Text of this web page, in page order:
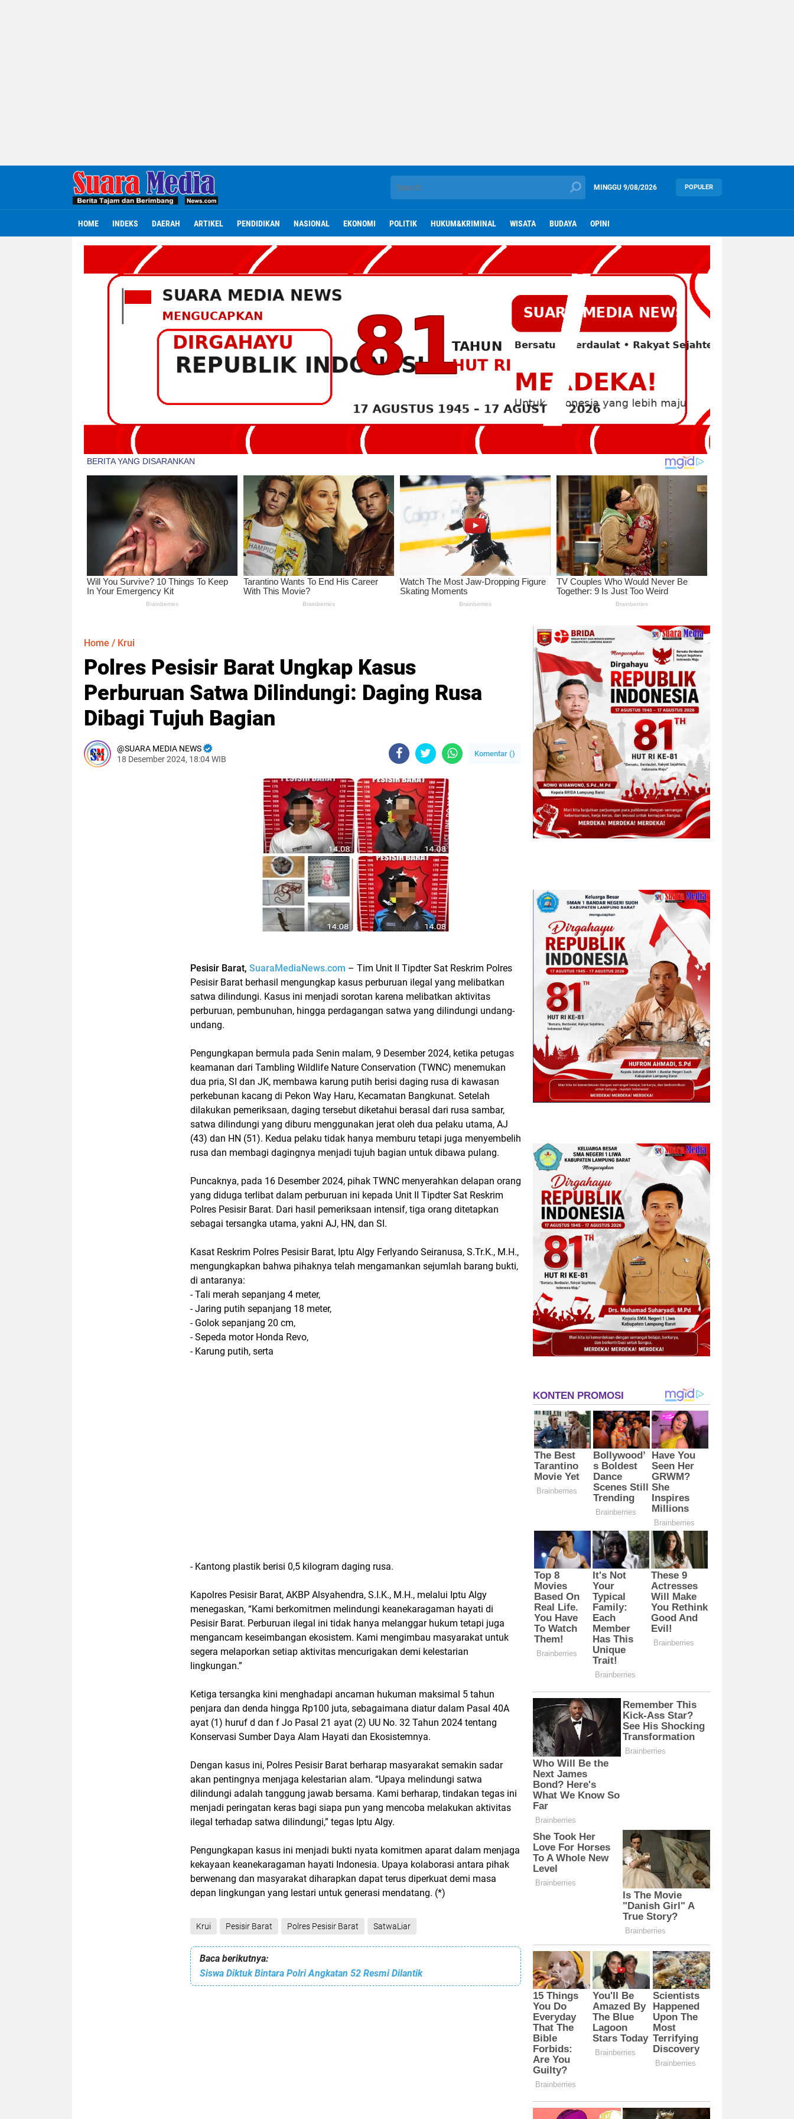
MINGGU 9/08/2026 POPULER
HOME INDEKS DAERAH ARTIKEL PENDIDIKAN NASIONAL EKONOMI POLITIK HUKUM&KRIMINAL WISATA BUDAYA OPINI
Home / Krui
Polres Pesisir Barat Ungkap Kasus
Perburuan Satwa Dilindungi: Daging Rusa
Dibagi Tujuh Bagian
SUARA MEDIA NEWS
18 Desember 2024, 18:04 WIB
Komentar ()
Pesisir Barat, SuaraMediaNews.com – Tim Unit II Tipdter Sat Reskrim Polres
Pesisir Barat berhasil mengungkap kasus perburuan ilegal yang melibatkan
satwa dilindungi. Kasus ini menjadi sorotan karena melibatkan aktivitas
perburuan, pembunuhan, hingga perdagangan satwa yang dilindungi undang-
undang.
Pengungkapan bermula pada Senin malam, 9 Desember 2024, ketika petugas
keamanan dari Tambling Wildlife Nature Conservation (TWNC) menemukan
dua pria, SI dan JK, membawa karung putih berisi daging rusa di kawasan
perkebunan kacang di Pekon Way Haru, Kecamatan Bangkunat. Setelah
dilakukan pemeriksaan, daging tersebut diketahui berasal dari rusa sambar,
satwa dilindungi yang diburu menggunakan jerat oleh dua pelaku utama, AJ
(43) dan HN (51). Kedua pelaku tidak hanya memburu tetapi juga menyembelih
rusa dan membagi dagingnya menjadi tujuh bagian untuk dibawa pulang.
Puncaknya, pada 16 Desember 2024, pihak TWNC menyerahkan delapan orang
yang diduga terlibat dalam perburuan ini kepada Unit II Tipdter Sat Reskrim
Polres Pesisir Barat. Dari hasil pemeriksaan intensif, tiga orang ditetapkan
sebagai tersangka utama, yakni AJ, HN, dan SI.
Kasat Reskrim Polres Pesisir Barat, Iptu Algy Ferlyando Seiranusa, S.Tr.K., M.H.,
mengungkapkan bahwa pihaknya telah mengamankan sejumlah barang bukti,
di antaranya:
- Tali merah sepanjang 4 meter,
- Jaring putih sepanjang 18 meter,
- Golok sepanjang 20 cm,
- Sepeda motor Honda Revo,
- Karung putih, serta
- Kantong plastik berisi 0,5 kilogram daging rusa.
Kapolres Pesisir Barat, AKBP Alsyahendra, S.I.K., M.H., melalui Iptu Algy
menegaskan, “Kami berkomitmen melindungi keanekaragaman hayati di
Pesisir Barat. Perburuan ilegal ini tidak hanya melanggar hukum tetapi juga
mengancam keseimbangan ekosistem. Kami mengimbau masyarakat untuk
segera melaporkan setiap aktivitas mencurigakan demi kelestarian
lingkungan.”
Ketiga tersangka kini menghadapi ancaman hukuman maksimal 5 tahun
penjara dan denda hingga Rp100 juta, sebagaimana diatur dalam Pasal 40A
ayat (1) huruf d dan f Jo Pasal 21 ayat (2) UU No. 32 Tahun 2024 tentang
Konservasi Sumber Daya Alam Hayati dan Ekosistemnya.
Dengan kasus ini, Polres Pesisir Barat berharap masyarakat semakin sadar
akan pentingnya menjaga kelestarian alam. “Upaya melindungi satwa
dilindungi adalah tanggung jawab bersama. Kami berharap, tindakan tegas ini
menjadi peringatan keras bagi siapa pun yang mencoba melakukan aktivitas
ilegal terhadap satwa dilindungi,” tegas Iptu Algy.
Pengungkapan kasus ini menjadi bukti nyata komitmen aparat dalam menjaga
kekayaan keanekaragaman hayati Indonesia. Upaya kolaborasi antara pihak
berwenang dan masyarakat diharapkan dapat terus diperkuat demi masa
depan lingkungan yang lestari untuk generasi mendatang. (*)
Krui Pesisir Barat Polres Pesisir Barat SatwaLiar
Baca berikutnya:
Siswa Diktuk Bintara Polri Angkatan 52 Resmi Dilantik